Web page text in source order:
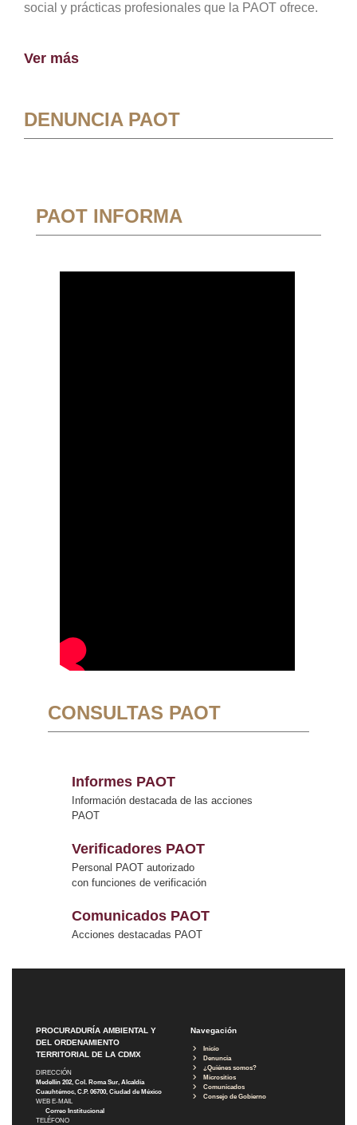
social y prácticas profesionales que la PAOT ofrece.
Ver más
DENUNCIA PAOT
PAOT INFORMA
CONSULTAS PAOT
Informes PAOT
Información destacada de las acciones
PAOT
Verificadores PAOT
Personal PAOT autorizado
con funciones de verificación
Comunicados PAOT
Acciones destacadas PAOT
PROCURADURÍA AMBIENTAL Y
DEL ORDENAMIENTO
TERRITORIAL DE LA CDMX
DIRECCIÓN
Medellín 202, Col. Roma Sur, Alcaldía
Cuauhtémoc, C.P. 06700, Ciudad de México
WEB E-MAIL
Correo Institucional
TELÉFONO
Navegación
Inicio
Denuncia
¿Quiénes somos?
Micrositios
Comunicados
Consejo de Gobierno